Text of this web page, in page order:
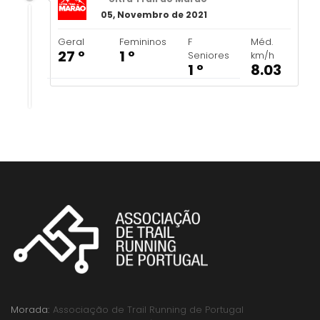
05, Novembro de 2021
Geral
27 º
Femininos
1 º
F
Seniores
1 º
Méd.
km/h
8.03
Morada: Associação de Trail Running de Portugal